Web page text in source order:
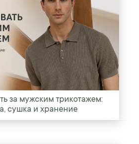
за мужским трикотажем:
сушка и хранение